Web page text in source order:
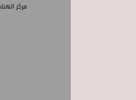
مركز